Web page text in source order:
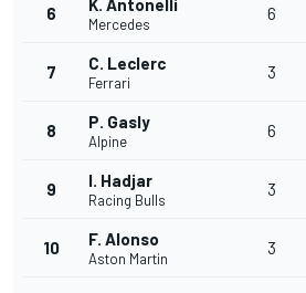
6 K. Antonelli
Mercedes
6
7 C. Leclerc
Ferrari
3
8 P. Gasly
Alpine
6
9 I. Hadjar
Racing Bulls
3
10 F. Alonso
Aston Martin
3